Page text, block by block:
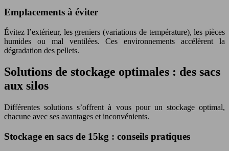
Emplacements à éviter
Évitez l’extérieur, les greniers (variations de température), les pièces
humides ou mal ventilées. Ces environnements accélèrent la
dégradation des pellets.
Solutions de stockage optimales : des sacs
aux silos
Différentes solutions s’offrent à vous pour un stockage optimal,
chacune avec ses avantages et inconvénients.
Stockage en sacs de 15kg : conseils pratiques